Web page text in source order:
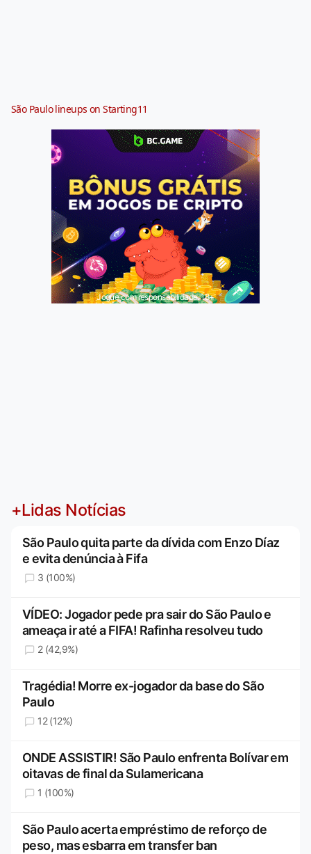
São Paulo lineups on Starting11
Jogue com responsabilidade. 18+
+Lidas Notícias
São Paulo quita parte da dívida com Enzo Díaz
e evita denúncia à Fifa
3 (100%)
VÍDEO: Jogador pede pra sair do São Paulo e
ameaça ir até a FIFA! Rafinha resolveu tudo
2 (42,9%)
Tragédia! Morre ex-jogador da base do São
Paulo
12 (12%)
ONDE ASSISTIR! São Paulo enfrenta Bolívar em
oitavas de final da Sulamericana
1 (100%)
São Paulo acerta empréstimo de reforço de
peso, mas esbarra em transfer ban